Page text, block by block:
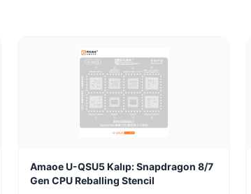
Amaoe U-QSU5 Kalıp: Snapdragon 8/7
Gen CPU Reballing Stencil